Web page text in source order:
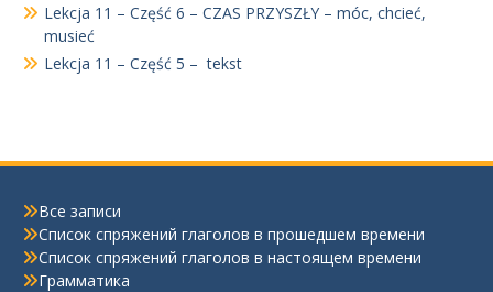
Lekcja 11 – Część 6 – CZAS PRZYSZŁY – móc, chcieć,
musieć
Lekcja 11 – Część 5 – tekst
Все записи
Список спряжений глаголов в прошедшем времени
Список спряжений глаголов в настоящем времени
Грамматика